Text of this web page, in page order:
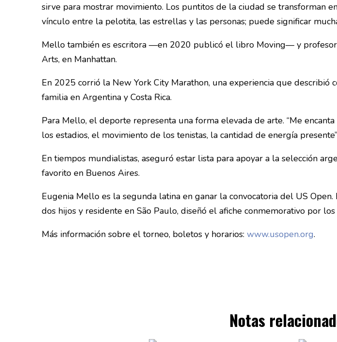
sirve para mostrar movimiento. Los puntitos de la ciudad se transforman
vínculo entre la pelotita, las estrellas y las personas; puede significar
Mello también es escritora —en 2020 publicó el libro Moving— y
Arts, en Manhattan.
En 2025 corrió la New York City Marathon, una experiencia que describió
familia en Argentina y Costa Rica.
Para Mello, el deporte representa una forma elevada de arte. “Me
los estadios, el movimiento de los tenistas, la cantidad de energía
En tiempos mundialistas, aseguró estar lista para apoyar a la selección
favorito en Buenos Aires.
Eugenia Mello es la segunda latina en ganar la convocatoria del US
dos hijos y residente en São Paulo, diseñó el afiche conmemorativo por
Más información sobre el torneo, boletos y horarios: www.usopen.org.
Notas